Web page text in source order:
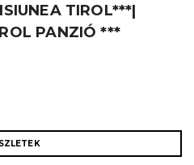
TIROL***|
PANZIÓ ***